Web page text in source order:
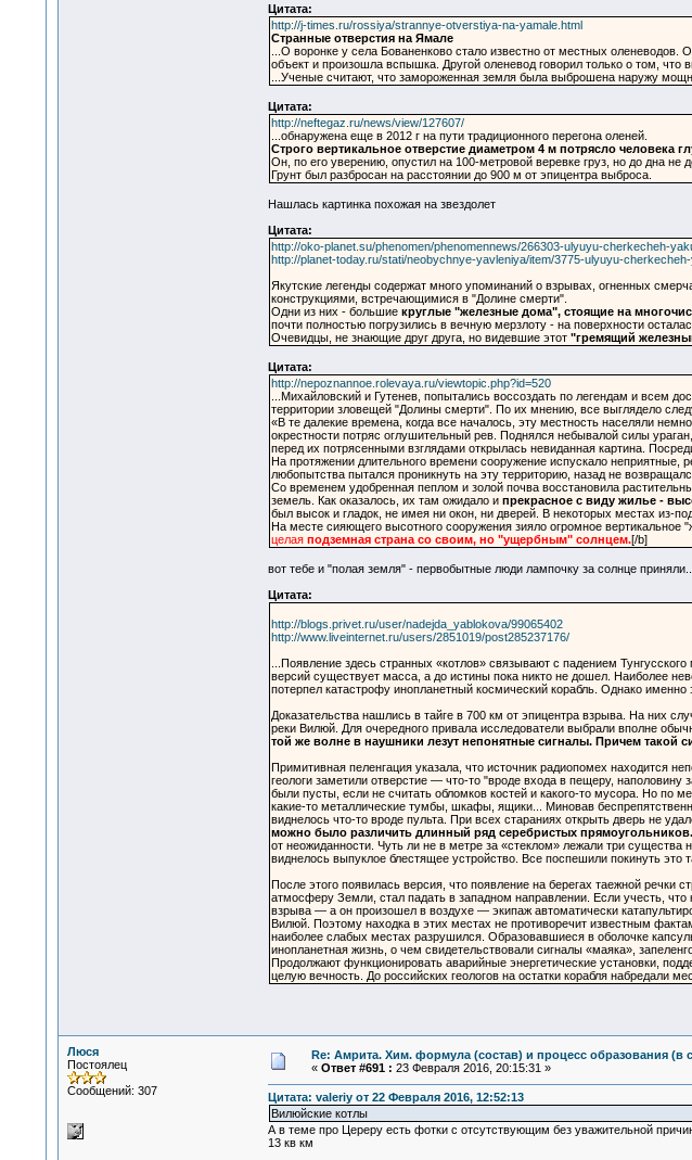
Цитата:
http://j-times.ru/rossiya/strannye-otverstiya-na-yamale.html
Странные отверстия на Ямале
...О воронке у села Бованенково стало известно от местных
объект и произошла вспышка. Другой оленевод говорил только о том, что
...Ученые считают, что замороженная земля была выброшена наружу
Цитата:
http://neftegaz.ru/news/view/127607/
...обнаружена еще в 2012 г на пути традиционного перегона оленей.
Строго вертикальное отверстие диаметром 4 м потрясло человека
Он, по его уверению, опустил на 100-метровой веревке груз, но до дна не
Грунт был разбросан на расстоянии до 900 м от эпицентра выброса.
Нашлась картинка похожая на звездолет
Цитата:
http://oko-planet.su/phenomen/phenomennews/266303-ulyuyu-cherkecheh-
http://planet-today.ru/stati/neobychnye-yavleniya/item/3775-ulyuyu-
Якутские легенды содержат много упоминаний о взрывах, огненных
конструкциями, встречающимися в "Долине смерти".
Одни из них - большие круглые "железные дома", стоящие на
почти полностью погрузились в вечную мерзлоту - на поверхности
Очевидцы, не знающие друг друга, но видевшие этот "гремящий
Цитата:
http://nepoznannoe.rolevaya.ru/viewtopic.php?id=520
...Михайловский и Гутенев, попытались воссоздать по легендам и всем
территории зловещей "Долины смерти". По их мнению, все выглядело
«В те далекие времена, когда все началось, эту местность населяли
окрестности потряс оглушительный рев. Поднялся небывалой силы
перед их потрясенными взглядами открылась невиданная картина.
На протяжении длительного времени сооружение испускало
любопытства пытался проникнуть на эту территорию, назад не
Со временем удобренная пеплом и золой почва восстановила
земель. Как оказалось, их там ожидало и прекрасное с виду жилье -
был высок и гладок, не имея ни окон, ни дверей. В некоторых местах из-
На месте сияющего высотного сооружения зияло огромное
целая подземная страна со своим, но "ущербным" солнцем.[/b]
вот тебе и "полая земля" - первобытные люди лампочку за солнце приняли..
Цитата:
http://blogs.privet.ru/user/nadejda_yablokova/99065402
http://www.liveinternet.ru/users/2851019/post285237176/
...Появление здесь странных «котлов» связывают с падением
версий существует масса, а до истины пока никто не дошел. Наиболее
потерпел катастрофу инопланетный космический корабль. Однако именно
Доказательства нашлись в тайге в 700 км от эпицентра взрыва. На них
реки Вилюй. Для очередного привала исследователи выбрали вполне
той же волне в наушники лезут непонятные сигналы. Причем такой
Примитивная пеленгация указала, что источник радиопомех находится
геологи заметили отверстие — что-то "вроде входа в пещеру,
были пусты, если не считать обломков костей и какого-то мусора. Но
какие-то металлические тумбы, шкафы, ящики... Миновав
виднелось что-то вроде пульта. При всех стараниях открыть дверь не
можно было различить длинный ряд серебристых прямоугольников.
от неожиданности. Чуть ли не в метре за «стеклом» лежали три
виднелось выпуклое блестящее устройство. Все поспешили покинуть это
После этого появилась версия, что появление на берегах таежной речки
атмосферу Земли, стал падать в западном направлении. Если учесть,
взрыва — а он произошел в воздухе — экипаж автоматически
Вилюй. Поэтому находка в этих местах не противоречит известным
наиболее слабых местах разрушился. Образовавшиеся в оболочке
инопланетная жизнь, о чем свидетельствовали сигналы «маяка»,
Продолжают функционировать аварийные энергетические установки,
целую вечность. До российских геологов на остатки корабля набредали
Люся
Постоялец
Сообщений: 307
Re: Амрита. Хим. формула (состав) и процесс образования (в
« Ответ #691 : 23 Февраля 2016, 20:15:31 »
Цитата: valeriy от 22 Февраля 2016, 12:52:13
Вилюйские котлы
А в теме про Цереру есть фотки с отсутствующим без уважительной
13 кв км